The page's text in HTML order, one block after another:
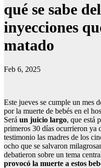
qué se sabe
inyecciones
matado
Feb 6, 2025
Este jueves se cumple un mes
por la muerte de bebés en el
Será un juicio largo, que está
primeros 30 días ocurrieron ya
testimonio las madres de los
ocho que se salvaron
debatieron sobre un tema
provocó la muerte a estos